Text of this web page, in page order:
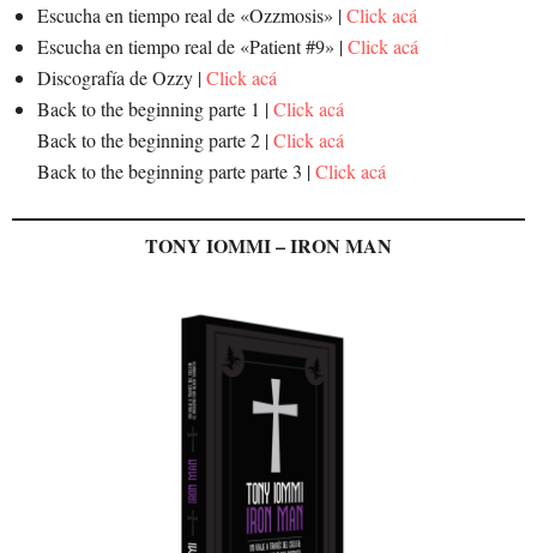
Escucha en tiempo real de «Ozzmosis» |Click acá
Escucha en tiempo real de «Patient #9» |Click acá
Discografía de Ozzy |Click acá
Back to the beginning parte 1 |Click acá
Back to the beginning parte 2 |Click acá
Back to the beginning parte parte 3 |Click acá
TONY IOMMI – IRON MAN